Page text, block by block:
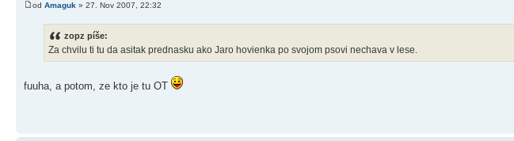
od Amaguk » 27. Nov 2007, 22:32
zopz píše:
Za chvilu ti tu da asitak prednasku ako Jaro hovienka po svojom psovi nechava v lese.
fuuha, a potom, ze kto je tu OT